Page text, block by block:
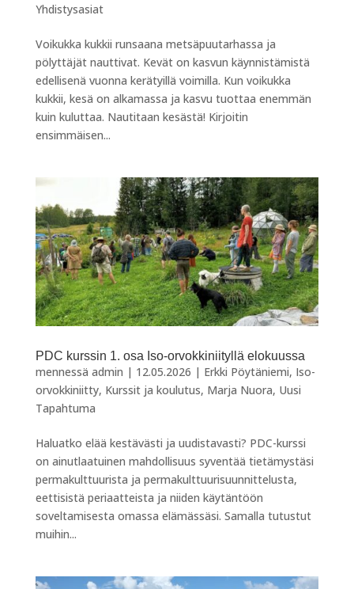
Yhdistysasiat
Voikukka kukkii runsaana metsäpuutarhassa ja
pölyttäjät nauttivat. Kevät on kasvun käynnistämistä
edellisenä vuonna kerätyillä voimilla. Kun voikukka
kukkii, kesä on alkamassa ja kasvu tuottaa enemmän
kuin kuluttaa. Nautitaan kesästä! Kirjoitin
ensimmäisen...
PDC kurssin 1. osa Iso-orvokkiniityllä elokuussa
mennessä admin | 12.05.2026 | Erkki Pöytäniemi, Iso-
orvokkiniitty, Kurssit ja koulutus, Marja Nuora, Uusi
Tapahtuma
Haluatko elää kestävästi ja uudistavasti? PDC-kurssi
on ainutlaatuinen mahdollisuus syventää tietämystäsi
permakulttuurista ja permakulttuurisuunnittelusta,
eettisistä periaatteista ja niiden käytäntöön
soveltamisesta omassa elämässäsi. Samalla tutustut
muihin...